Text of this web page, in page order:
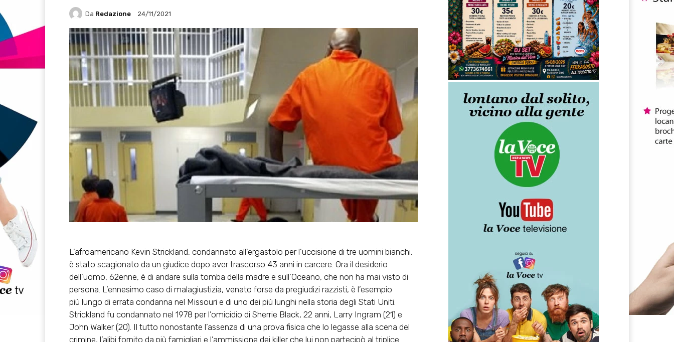
Da Redazione 24/11/2021
L’afroamericano Kevin Strickland, condannato all’ergastolo per l’uccisione di tre uomini bianchi,
è stato scagionato da un giudice dopo aver trascorso 43 anni in carcere. Ora il desiderio
dell’uomo, 62enne, è di andare sulla tomba della madre e sull’Oceano, che non ha mai visto di
persona. L’ennesimo caso di malagiustizia, venato forse da pregiudizi razzisti, è l’esempio
più lungo di errata condanna nel Missouri e di uno dei più lunghi nella storia degli Stati Uniti.
Strickland fu condannato nel 1978 per l’omicidio di Sherrie Black, 22 anni, Larry Ingram (21) e
John Walker (20). Il tutto nonostante l’assenza di una prova fisica che lo legasse alla scena del
crimine, l’alibi fornito da più famigliari e l’ammissione dei killer che lui non partecipò al triplice